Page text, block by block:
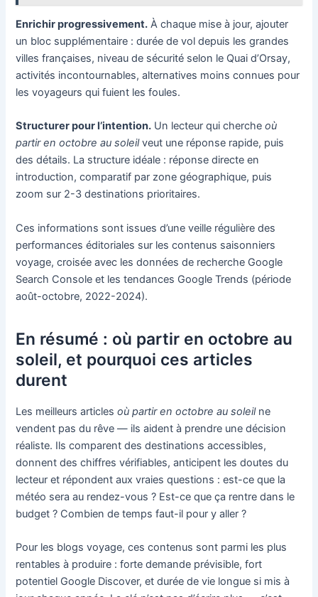
Enrichir progressivement. À chaque mise à jour, ajouter
un bloc supplémentaire : durée de vol depuis les grandes
villes françaises, niveau de sécurité selon le Quai d’Orsay,
activités incontournables, alternatives moins connues pour
les voyageurs qui fuient les foules.
Structurer pour l’intention. Un lecteur qui chercheoù
partir en octobre au soleilveut une réponse rapide, puis
des détails. La structure idéale : réponse directe en
introduction, comparatif par zone géographique, puis
zoom sur 2-3 destinations prioritaires.
Ces informations sont issues d’une veille régulière des
performances éditoriales sur les contenus saisonniers
voyage, croisée avec les données de recherche Google
Search Console et les tendances Google Trends (période
août-octobre, 2022-2024).
En résumé : où partir en octobre au
soleil, et pourquoi ces articles
durent
Les meilleurs articlesoù partir en octobre au soleilne
vendent pas du rêve — ils aident à prendre une décision
réaliste. Ils comparent des destinations accessibles,
donnent des chiffres vérifiables, anticipent les doutes du
lecteur et répondent aux vraies questions : est-ce que la
météo sera au rendez-vous ? Est-ce que ça rentre dans le
budget ? Combien de temps faut-il pour y aller ?
Pour les blogs voyage, ces contenus sont parmi les plus
rentables à produire : forte demande prévisible, fort
potentiel Google Discover, et durée de vie longue si mis à